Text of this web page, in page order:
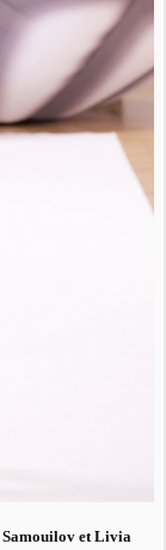
Samouilov et Livia